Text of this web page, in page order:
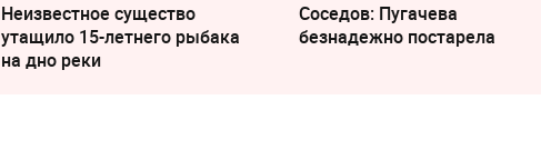
Неизвестное существо
утащило 15-летнего рыбака
на дно реки
Соседов: Пугачева
безнадежно постарела